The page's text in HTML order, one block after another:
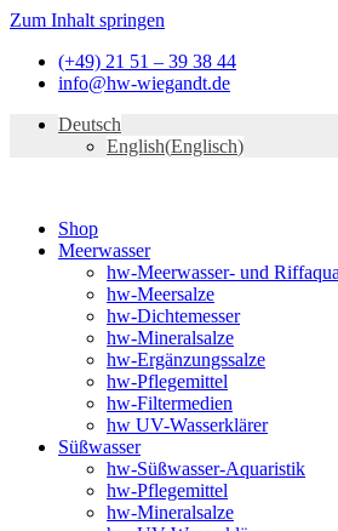
Zum Inhalt springen
(+49) 21 51 – 39 38 44
info@hw-wiegandt.de
Deutsch
English(Englisch)
Shop
Meerwasser
hw-Meerwasser- und
hw-Meersalze
hw-Dichtemesser
hw-Mineralsalze
hw-Ergänzungssalze
hw-Pflegemittel
hw-Filtermedien
hw UV-Wasserklärer
Süßwasser
hw-Süßwasser-Aquaristik
hw-Pflegemittel
hw-Mineralsalze